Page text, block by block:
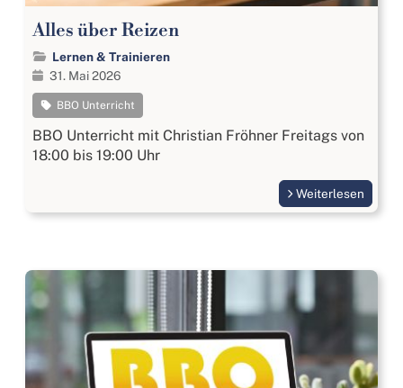
Alles über Reizen
Lernen & Trainieren
31. Mai 2026
BBO Unterricht
BBO Unterricht mit Christian Fröhner Freitags von
18:00 bis 19:00 Uhr
Weiterlesen